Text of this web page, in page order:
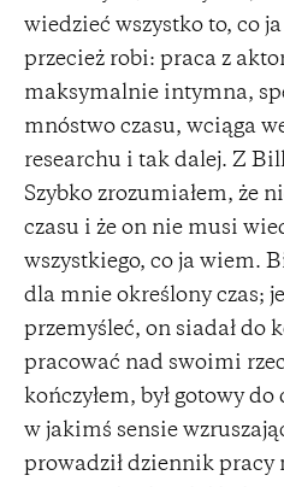
wiedzieć wszystko to, co
przecież robi: praca z
maksymalnie intymna,
mnóstwo czasu, wciąga
researchu i tak dalej. Z
Szybko zrozumiałem, że
czasu i że on nie musi
wszystkiego, co ja wiem.
dla mnie określony czas;
przemyśleć, on siadał do
pracować nad swoimi
kończyłem, był gotowy
w jakimś sensie
prowadził dziennik pracy